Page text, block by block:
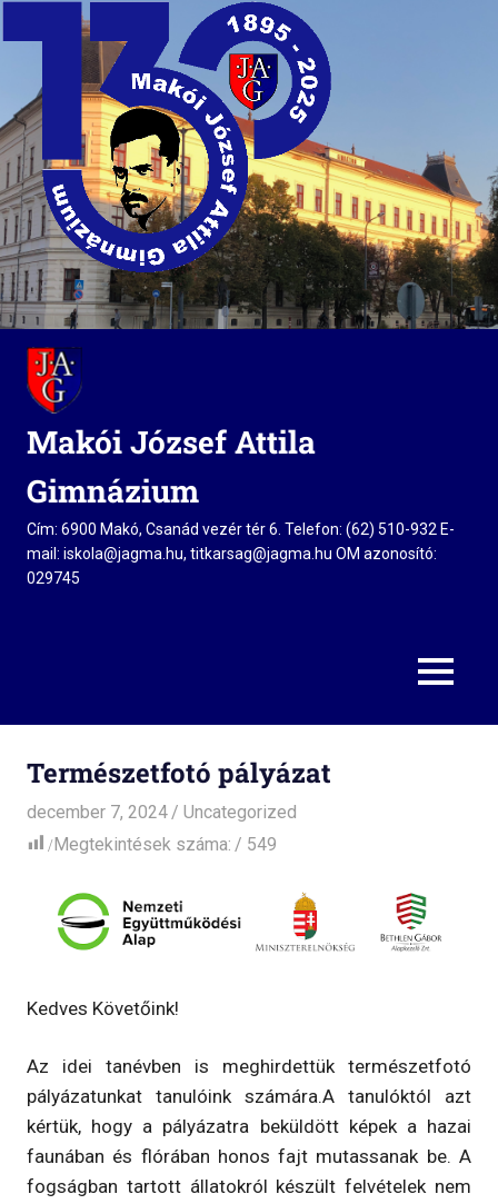
Skip
content
Makói József Attila
Gimnázium
Cím: 6900 Makó, Csanád vezér tér 6. Telefon: (62) 510-932 E-
mail: iskola@jagma.hu, titkarsag@jagma.hu OM azonosító:
029745
MENU
Természetfotó pályázat
december 7, 2024 admin
Uncategorized
Megtekintések száma:
549
Kedves Követőink!
Az idei tanévben is meghirdettük természetfotó
pályázatunkat tanulóink számára.A tanulóktól azt
kértük, hogy a pályázatra beküldött képek a hazai
faunában és flórában honos fajt mutassanak be. A
fogságban tartott állatokról készült felvételek nem